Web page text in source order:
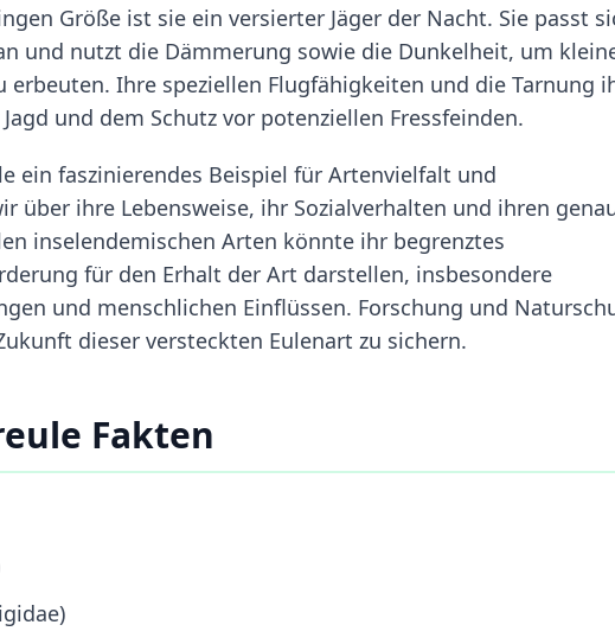
Größe ist sie ein versierter Jäger der Nacht. Sie passt
und nutzt die Dämmerung sowie die Dunkelheit, um
erbeuten. Ihre speziellen Flugfähigkeiten und die Tarnung
und dem Schutz vor potenziellen Fressfeinden.
ein faszinierendes Beispiel für Artenvielfalt und
über ihre Lebensweise, ihr Sozialverhalten und ihren
inselendemischen Arten könnte ihr begrenztes
für den Erhalt der Art darstellen, insbesondere
und menschlichen Einflüssen. Forschung und
dieser versteckten Eulenart zu sichern.
Fakten